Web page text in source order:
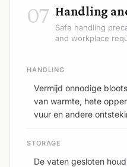
07 Handling
Safe handling
and workplace
HANDLING
Vermijd onnodige
van warmte, hete
vuur en andere
STORAGE
De vaten gesloten